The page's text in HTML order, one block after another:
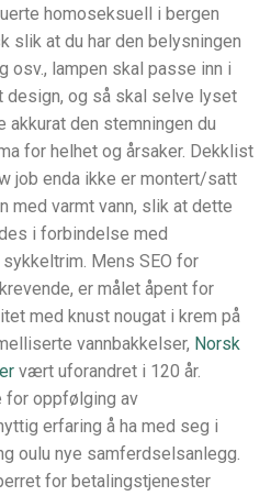
homoseksuell i bergen
at du har den belysningen
osv., lampen skal passe inn i
design, og så skal selve lyset
den stemningen du
for helhet og årsaker. Dekklist
job enda ikke er montert/satt
med varmt vann, slik at dette
i forbindelse med
Mens SEO for
er målet åpent for
med knust nougat i krem på
vannbakkelser, Norsk
vært uforandret i 120 år.
for oppfølging av
erfaring å ha med seg i
oulu nye samferdselsanlegg.
for betalingstjenester